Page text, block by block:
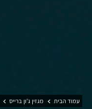
עמוד הבית מגזין ג'ון ברייס